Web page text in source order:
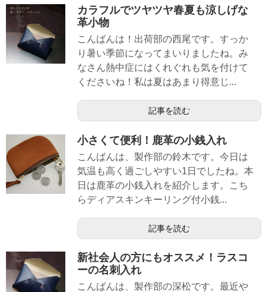
カラフルでツヤツヤ春夏も涼しげな
革小物
こんばんは！出荷部の西尾です。すっか
り暑い季節になってまいりましたね。み
なさん熱中症にはくれぐれも気を付けて
くださいね！私は夏はあまり得意じ...
記事を読む
小さくて便利！鹿革の小銭入れ
こんばんは、製作部の鈴木です。今日は
気温も高く過ごしやすい1日でしたね。本
日は鹿革の小銭入れを紹介します。こち
らディアスキンキーリング付小銭...
記事を読む
新社会人の方にもオススメ！ラスコ
ーの名刺入れ
こんばんは、製作部の深松です。最近や